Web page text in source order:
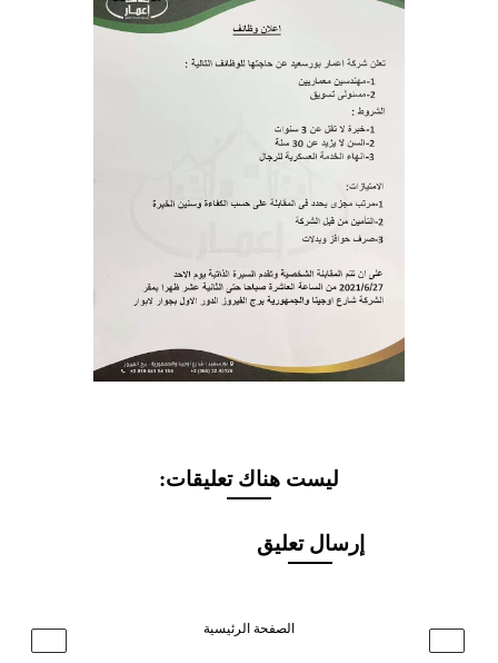
ليست هناك تعليقات:
إرسال تعليق
‹
› الصفحة الرئيسية